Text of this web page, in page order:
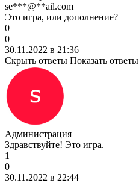
se***@**ail.com
Это игра, или дополнение?
0
0
30.11.2022 в 21:36
Скрыть ответы Показать ответы
Администрация
Здравствуйте! Это игра.
1
0
30.11.2022 в 22:44